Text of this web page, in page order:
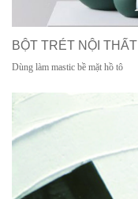
BỘT TRÉT NỘI THẤT
Dùng làm mastic bề mặt hồ tô